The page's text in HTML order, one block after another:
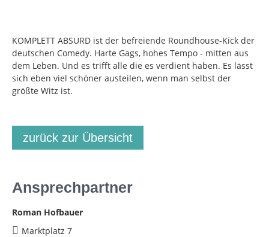
KOMPLETT ABSURD ist der befreiende Roundhouse-Kick der
deutschen Comedy. Harte Gags, hohes Tempo - mitten aus
dem Leben. Und es trifft alle die es verdient haben. Es lässt
sich eben viel schöner austeilen, wenn man selbst der
größte Witz ist.
zurück zur Übersicht
Ansprechpartner
Roman Hofbauer
Marktplatz 7